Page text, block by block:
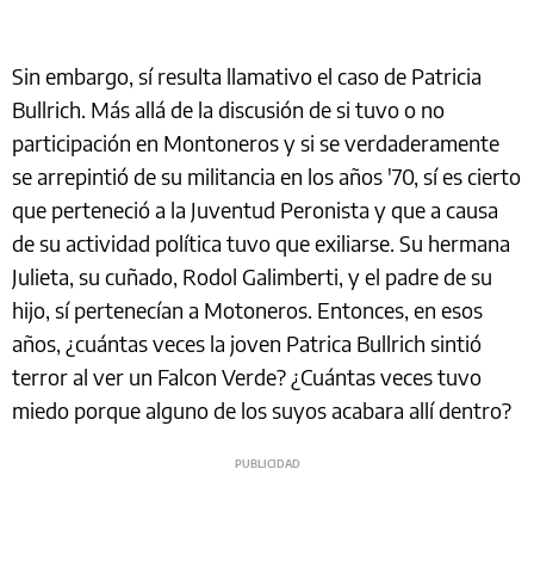
Sin embargo, sí resulta llamativo el caso de Patricia
Bullrich. Más allá de la discusión de si tuvo o no
participación en Montoneros y si se verdaderamente
se arrepintió de su militancia en los años '70, sí es cierto
que perteneció a la Juventud Peronista y que a causa
de su actividad política tuvo que exiliarse. Su hermana
Julieta, su cuñado, Rodol Galimberti, y el padre de su
hijo, sí pertenecían a Motoneros. Entonces, en esos
años, ¿cuántas veces la joven Patrica Bullrich sintió
terror al ver un Falcon Verde? ¿Cuántas veces tuvo
miedo porque alguno de los suyos acabara allí dentro?